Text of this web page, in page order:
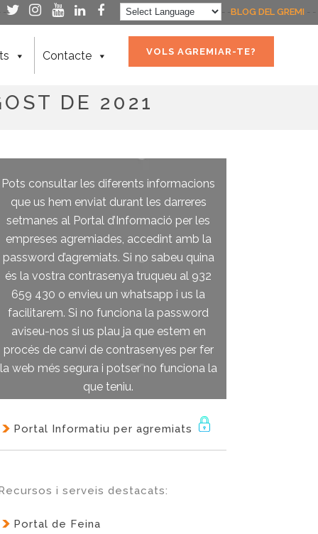
- - -BLOG DEL GREMI - -
VOLS AGREMIAR-TE?
Contacte
DE 2021
Pots consultar les diferents informacions
que us hem enviat durant les darreres
setmanes al Portal d’Informació per les
empreses agremiades, accedint amb la
password d’agremiats. Si no sabeu quina
és la vostra contrasenya truqueu al 932
659 430 o envieu un whatsapp i us la
facilitarem. Si no funciona la password
aviseu-nos si us plau ja que estem en
procés de canvi de contrasenyes per fer
la web més segura i potser no funciona la
que teniu.
Portal Informatiu per agremiats
i serveis destacats:
Portal de Feina